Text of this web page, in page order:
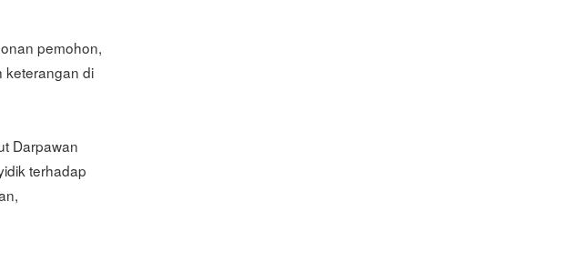
pemohon,
keterangan di
Darpawan
terhadap